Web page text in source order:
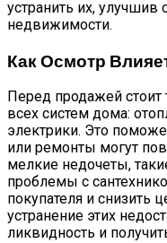
устранить их,
недвижимости.
Как Осмотр
Перед продажей стоит
всех систем дома:
электрики. Это
или ремонты могут
мелкие недочеты,
проблемы с
покупателя и снизить
устранение этих
ликвидность и